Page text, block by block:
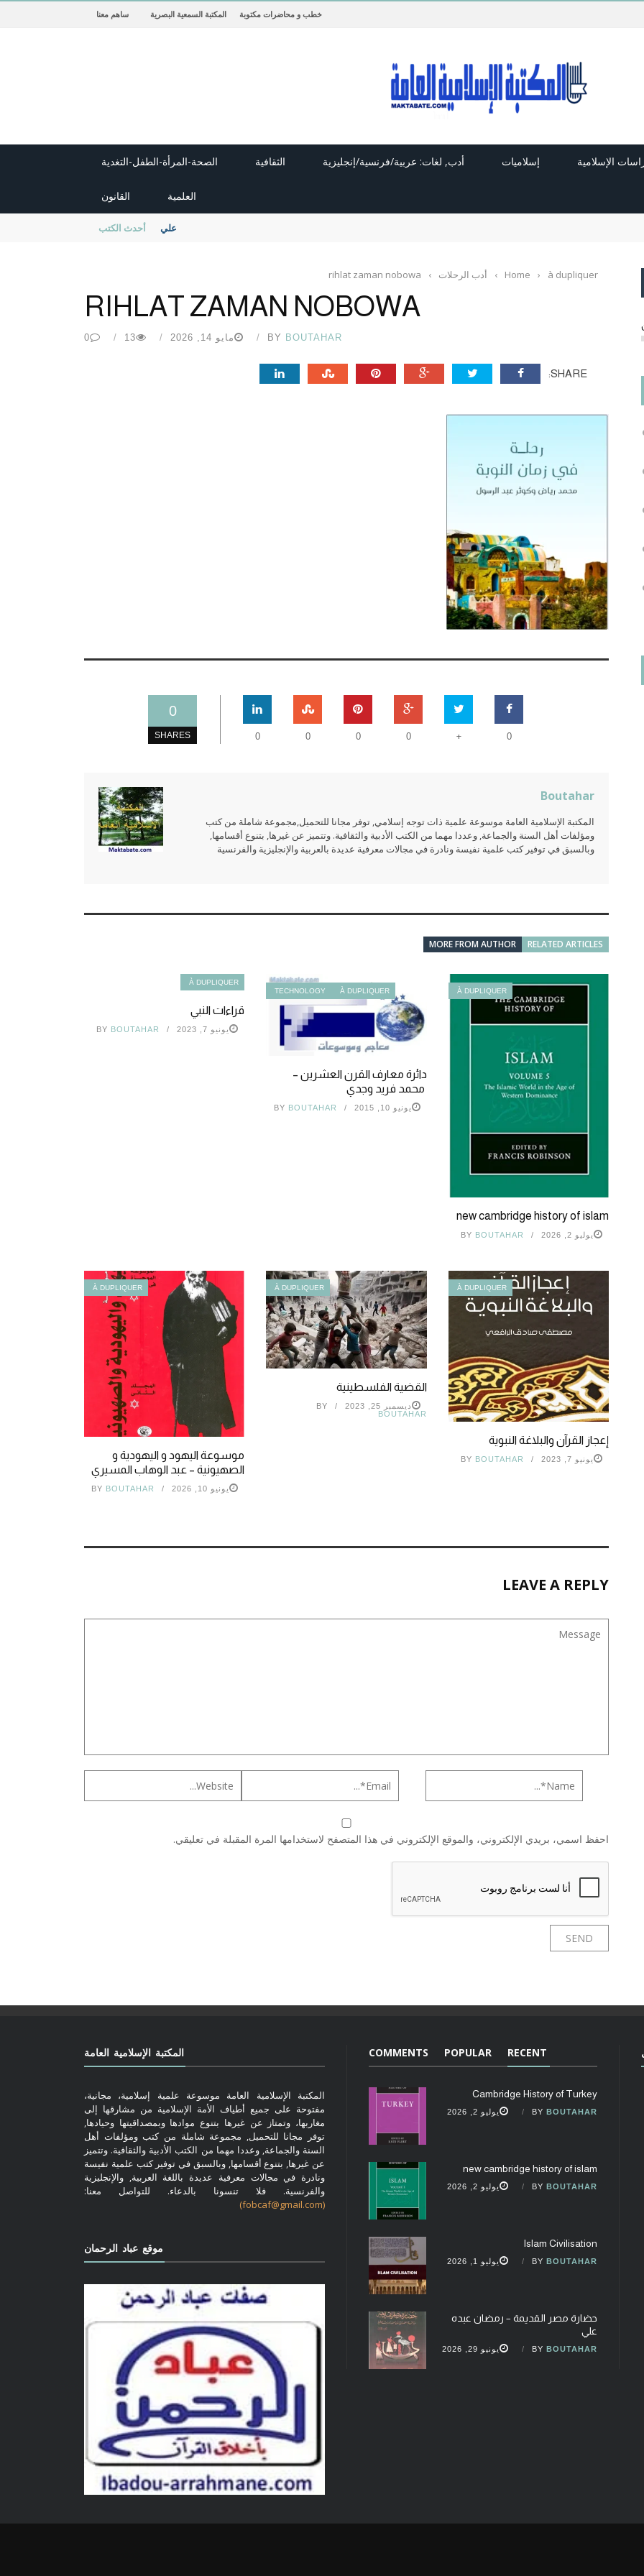
خطب و محاضرات مكتوبة المكتبة السمعية البصرية ساهم معنا
الإسلامية إسلاميات أدب, لغات: عربية/فرنسية/إنجليزية الثقافية الصحة-المرأة-الطفل-التغدية
العلمية القانون
أحدث الكتب حضارة مصر القديمة – رمضان عبده علي
Home › à dupliquer
› أدب الرحلات ›
rihlat zaman nobowa
RIHLAT ZAMAN NOBOWA
BY BOUTAHAR مايو 14, 2026 13
0
SHARE:
0
SHARES 0
+
0
0
0
0
Boutahar
المكتبة الإسلامية العامة موسوعة علمية ذات توجه إسلامي, توفر مجانا للتحميل,مجموعة شاملة من كتب
ومؤلفات أهل السنة والجماعة, وعددا مهما من الكتب الأدبية والثقافية. وتتميز عن غيرها, بتنوع أقسامها,
وبالسبق في توفير كتب علمية نفيسة ونادرة في مجالات معرفية عديدة بالعربية والإنجليزية والفرنسية
RELATED ARTICLES
MORE FROM AUTHOR
À DUPLIQUER
قراءات النبي
يونيو 7, 2023 BY BOUTAHAR
À DUPLIQUER
TECHNOLOGY
دائرة معارف القرن العشرين –
محمد فريد وجدي
يونيو 10, 2015 BY BOUTAHAR
À DUPLIQUER
new cambridge history of islam
يوليو 2, 2026 BY BOUTAHAR
À DUPLIQUER
موسوعة اليهود و اليهودية و
الصهيونية – عبد الوهاب المسيري
يونيو 10, 2026 BY BOUTAHAR
À DUPLIQUER
القضية الفلسطينية
ديسمبر 25, 2023
BY
BOUTAHAR
À DUPLIQUER
إعجاز القرآن والبلاغة النبوية
يونيو 7, 2023 BY BOUTAHAR
LEAVE A REPLY
احفظ اسمي، بريدي الإلكتروني، والموقع الإلكتروني في هذا المتصفح لاستخدامها المرة المقبلة في تعليقي.
مروان بن جابر الجهني يناير 6, 2024
لدي بحث أرغب بتحكيمه ماهو السبيل الى ذلك؟ وبكم التحكيم
يناير 25, 2026
عليكم ورحمة الله وبركاتة أرغب بنشر كتابي معكم
المكتبة الإسلامية العامة
المكتبة الإسلامية العامة موسوعة علمية إسلامية، مجانية،
مفتوحة على جميع أطياف الأمة الإسلامية من مشارقها إلى
مغاربها، وتمتاز عن غيرها بتنوع موادها وبمصداقيتها وحيادها,
توفر مجانا للتحميل, مجموعة شاملة من كتب ومؤلفات أهل
السنة والجماعة, وعددا مهما من الكتب الأدبية والثقافية. وتتميز
عن غيرها, بتنوع أقسامها, وبالسبق في توفير كتب علمية نفيسة
ونادرة في مجالات معرفية عديدة باللغة العربية, والإنجليزية
والفرنسية. فلا تنسونا بالدعاء. للتواصل معنا:
(fobcaf@gmail.com)
موقع عباد الرحمان
RECENT
POPULAR
COMMENTS
Cambridge History of Turkey
BY BOUTAHAR يوليو 2, 2026
new cambridge history of islam
BY BOUTAHAR يوليو 2, 2026
Islam Civilisation
BY BOUTAHAR يوليو 1, 2026
حضارة مصر القديمة – رمضان عبده
علي
BY BOUTAHAR يونيو 29, 2026